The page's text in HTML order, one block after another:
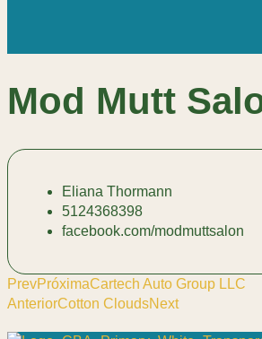
Mod Mutt
Eliana Thormann
5124368398
facebook.com/modmuttsalon
PrevPróximaCartech Auto Group LLC
AnteriorCotton CloudsNext